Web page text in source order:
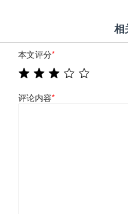
相
本文评分*
评论内容*